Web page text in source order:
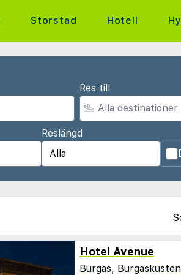
Storstad Hotell
Res till
Reslängd
Hotel Avenue
Burgas, Burgaskusten